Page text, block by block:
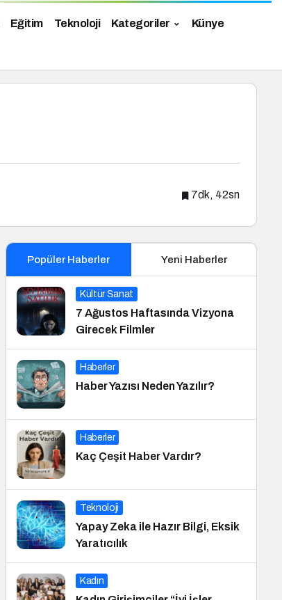
Eğitim Teknoloji Kategoriler Künye
7dk, 42sn
Popüler Haberler Yeni Haberler
Kültür Sanat
7 Ağustos Haftasında Vizyona
Girecek Filmler
Haberler
Haber Yazısı Neden Yazılır?
Haberler
Kaç Çeşit Haber Vardır?
Teknoloji
Yapay Zeka ile Hazır Bilgi, Eksik
Yaratıcılık
Kadın